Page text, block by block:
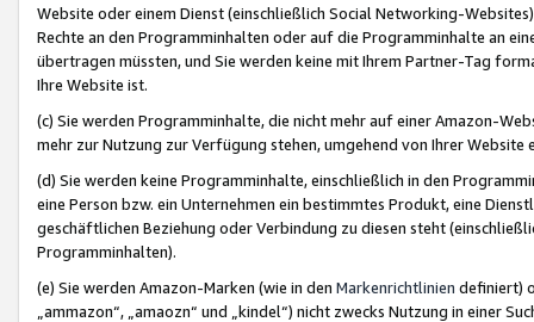
Website oder einem Dienst (einschließlich Social Networking-
Rechte an den Programminhalten oder auf die Programminhalte an
übertragen müssten, und Sie werden keine mit Ihrem Partner-Tag
Ihre Website ist.
(c) Sie werden Programminhalte, die nicht mehr auf einer Amazon-
mehr zur Nutzung zur Verfügung stehen, umgehend von Ihrer
(d) Sie werden keine Programminhalte, einschließlich in den
eine Person bzw. ein Unternehmen ein bestimmtes Produkt, eine
geschäftlichen Beziehung oder Verbindung zu diesen steht
Programminhalten).
(e) Sie werden Amazon-Marken (wie in den Markenrichtlinien definiert)
„ammazon“, „amaozn“ und „kindel“) nicht zwecks Nutzung in einer